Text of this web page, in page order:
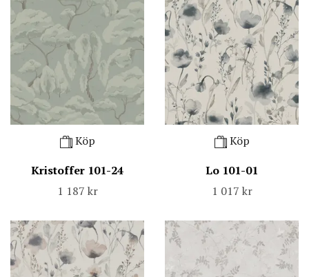
Köp
Kristoffer 101-24
1 187 kr
Köp
Lo 101-01
1 017 kr